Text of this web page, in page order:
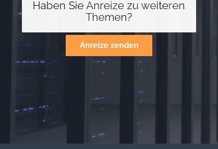
Haben Sie Anreize zu weiteren
Themen?
Anreize senden